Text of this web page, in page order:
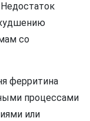
со
ферритина
процессами
или